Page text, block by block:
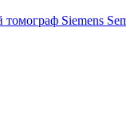
Siemens